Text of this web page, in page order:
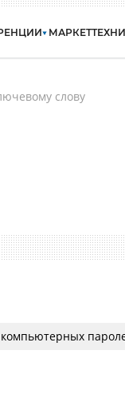
МАРКЕТ
слову